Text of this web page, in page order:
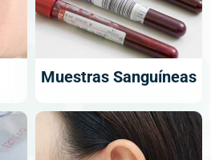
Muestras Sanguíneas